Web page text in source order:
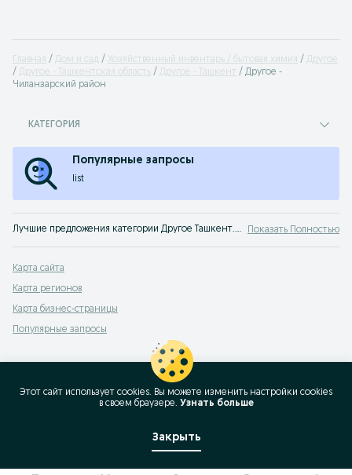
Главная Дом и сад Хозяйственный инвентарь / бытовая химия
Другое
Другое - Ташкентская область
Другое - Ташкент
Другое -
Чиланзарский район
КАТЕГОРИЯ
Популярные запросы
list
Лучшие предложения категории Другое Ташкент. Большой выбор товаров и услуг по выгодным ценам на OLX! Множество предложений на OLX.uz! Показать Полностью
Карта сайта
Карта регионов
Карта бизнес-страницы
Популярные запросы
Этот сайт использует cookies. Вы можете изменить настройки cookies
в своeм браузере. Узнать больше
Закрыть